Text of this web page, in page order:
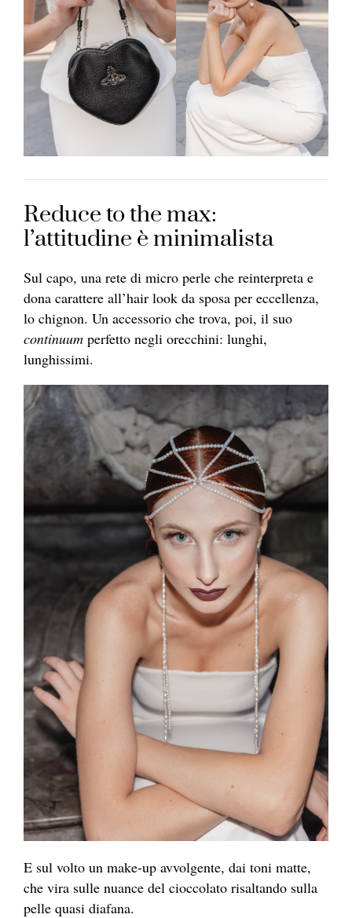
Reduce to the max:
l’attitudine è minimalista
Sul capo, una rete di micro perle che reinterpreta e
dona carattere all’hair look da sposa per eccellenza,
lo chignon. Un accessorio che trova, poi, il suo
continuum perfetto negli orecchini: lunghi,
lunghissimi.
E sul volto un make-up avvolgente, dai toni matte,
che vira sulle nuance del cioccolato risaltando sulla
pelle quasi diafana.